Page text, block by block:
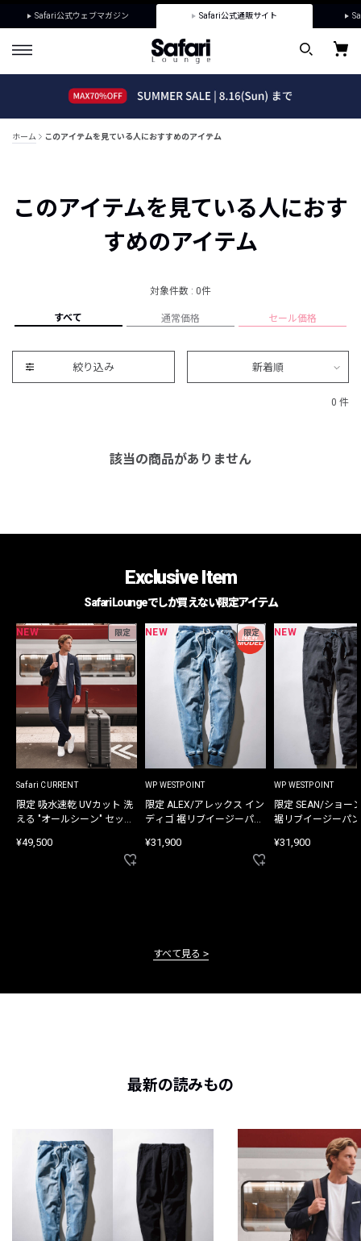
Safari公式ウェブマガジン Safari公式通販サイト
ホーム このアイテムを見ている人におすすめのアイテム
このアイテムを見ている人におす
すめのアイテム
対象件数 : 0件
すべて 通常価格 セール価格
絞り込み 新着順
0 件
該当の商品がありません
Exclusive Item
Safari Loungeでしか買えない限定アイテム
NEW 限定
Safari CURRENT
限定 吸水速乾 UVカット 洗
える "オールシーン" セット
¥49,500
NEW 限定
WP WESTPOINT
限定 ALEX/アレックス イン
ディゴ 裾リブイージーパン
¥31,900
NEW
WP WESTPOINT
限定 SEAN/ショー
裾リブイージーパ
¥31,900
すべて見る
最新の読みもの